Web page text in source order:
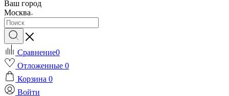
Ваш город
Москва
Сравнение0
Отложенные 0
Корзина 0
Войти